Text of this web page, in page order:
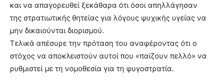
και να απαγορευθεί ξεκάθαρα ότι όσοι απηλλάγησαν
της στρατιωτικής θητείας για λόγους ψυχικής υγείας να
μην δικαιούνται διορισμού.
Τελικά απέσυρε την πρόταση του αναφέροντας ότι ο
στόχος να αποκλειστούν αυτοί που «παίζουν πελλό» να
ρυθμιστεί με τη νομοθεσία για τη φυγοστρατία.